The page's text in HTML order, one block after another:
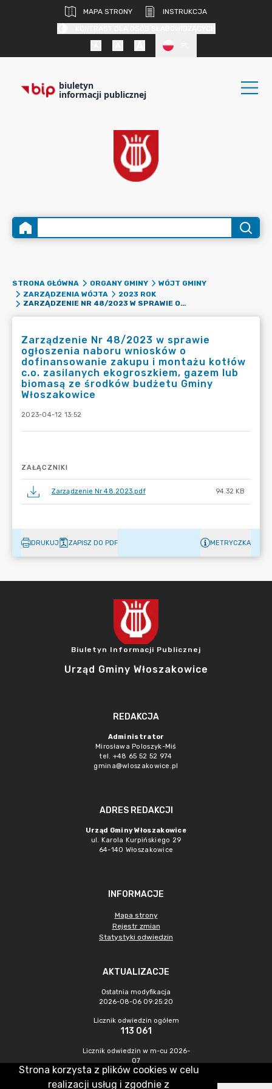
MAPA STRONY
INSTRUKCJA
biuletyn
informacji publicznej
STRONA GŁÓWNA ORGANY GMINY
WÓJT GMINY
ZARZĄDZENIA WÓJTA
2023 ROK
ZARZĄDZENIE NR 48/2023 W SPRAWIE OGŁOSZENIA NABORU WNIOSKÓW O DOFINANSOWANIE ZAKUPU I MONTAŻU KOTŁÓW C.O. ZASILANYCH EKOGROSZKIEM, GAZEM LUB BIOMASĄ ZE ŚRODKÓW BUDŻETU GMINY WŁOSZAKOWICE
Zarządzenie Nr 48/2023 w sprawie
ogłoszenia naboru wniosków o
dofinansowanie zakupu i montażu kotłów
c.o. zasilanych ekogroszkiem, gazem lub
biomasą ze środków budżetu Gminy
Włoszakowice
2023-04-12 13:52
ZAŁĄCZNIKI
Zarządzenie Nr 48.2023.pdf 94.32 KB
DRUKUJ ZAPISZ DO PDF METRYCZKA
Biuletyn Informacji Publicznej
Urząd Gminy Włoszakowice
REDAKCJA
Administrator
Mirosława Poloszyk-Miś
tel. +48 65 52 52 974
gmina@wloszakowice.pl
ADRES REDAKCJI
Urząd Gminy Włoszakowice
ul. Karola Kurpińskiego 29
64-140 Włoszakowice
INFORMACJE
Mapa strony
Rejestr zmian
Statystyki odwiedzin
AKTUALIZACJE
Ostatnia modyfikacja
2026-08-06 09:25:20
Licznik odwiedzin ogółem
113 061
Licznik odwiedzin w m-cu 2026-
07
391
Strona korzysta z plików cookies w celu
realizacji usług i zgodnie z